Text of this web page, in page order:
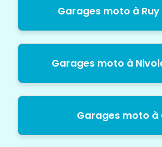
Garages moto à
Garages moto à
Garages moto à